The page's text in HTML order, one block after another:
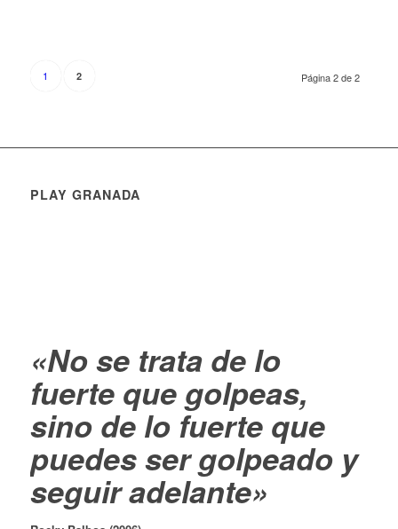
Página 2 de 2
1 2
PLAY GRANADA
«No se trata de lo
fuerte que golpeas,
sino de lo fuerte que
puedes ser golpeado y
seguir adelante»